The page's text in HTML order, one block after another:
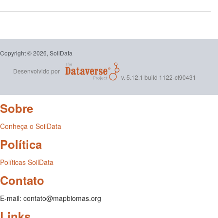
Copyright © 2026, SoilData
Desenvolvido por
v. 5.12.1 build 1122-cf90431
Sobre
Conheça o SoilData
Política
Políticas SoilData
Contato
E-mail: contato@mapbiomas.org